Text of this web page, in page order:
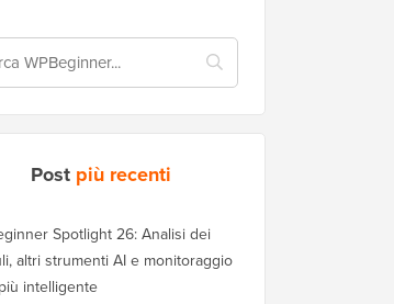
Post più recenti
Spotlight 26: Analisi dei
altri strumenti AI e monitoraggio
intelligente